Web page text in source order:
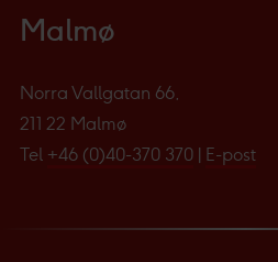
Malmø
Norra Vallgatan 66,
211 22 Malmø
Tel +46 (0)40-370 370 E-post